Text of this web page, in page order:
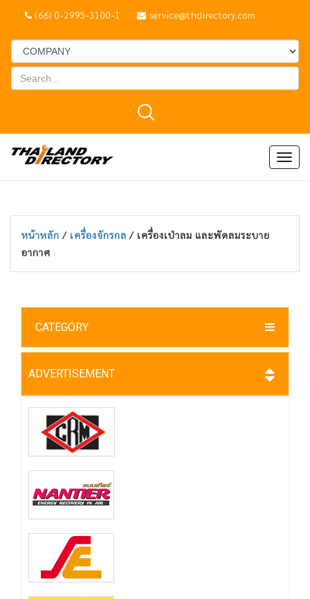
(66) 0-2995-3100-1 service@thdirectory.com
หน้าหลัก / เครื่องจักรกล / เครื่องเป่าลม และพัดลมระบาย
อากาศ
CATEGORY
ADVERTISEMENT